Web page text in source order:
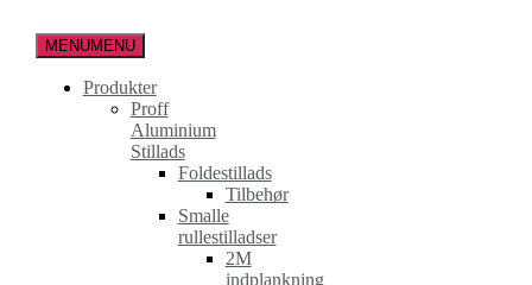
indholdet
MENUMENU
Produkter
Proff
Aluminium
Stillads
Foldestillads
Tilbehør
Smalle
rullestilladser
2M
indplankning